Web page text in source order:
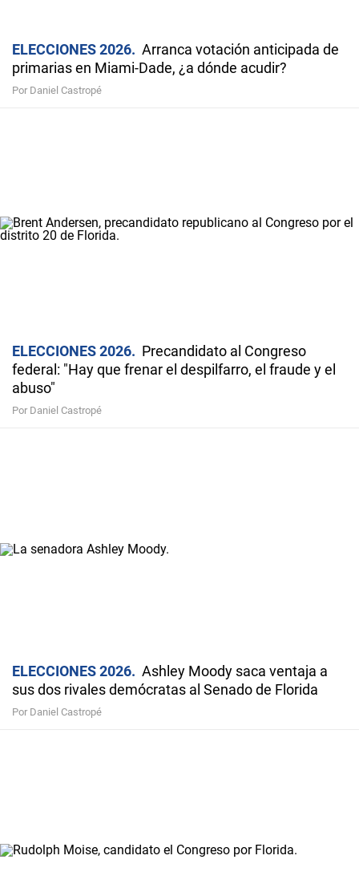
ELECCIONES 2026
Arranca votación anticipada de
primarias en Miami-Dade, ¿a dónde acudir?
Por Daniel Castropé
ELECCIONES 2026
Precandidato al Congreso
federal: "Hay que frenar el despilfarro, el fraude y el
abuso"
Por Daniel Castropé
ELECCIONES 2026
Ashley Moody saca ventaja a
sus dos rivales demócratas al Senado de Florida
Por Daniel Castropé